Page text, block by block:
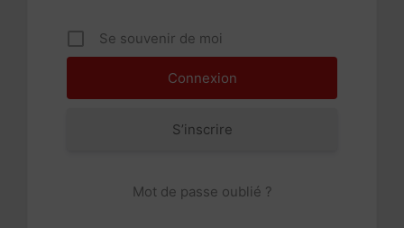
Se souvenir de moi
S’inscrire
Mot de passe oublié ?